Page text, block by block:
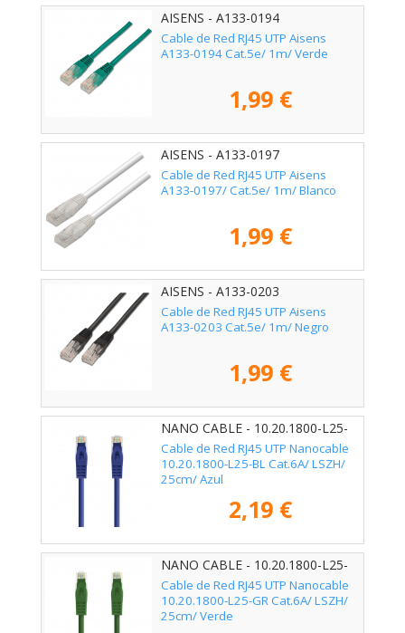
AISENS - A133-0194
Cable de Red RJ45 UTP Aisens
A133-0194 Cat.5e/ 1m/ Verde
1,99 €
AISENS - A133-0197
Cable de Red RJ45 UTP Aisens
A133-0197/ Cat.5e/ 1m/ Blanco
1,99 €
AISENS - A133-0203
Cable de Red RJ45 UTP Aisens
A133-0203 Cat.5e/ 1m/ Negro
1,99 €
NANO CABLE - 10.20.1800-L25-
BL
Cable de Red RJ45 UTP Nanocable
10.20.1800-L25-BL Cat.6A/ LSZH/
25cm/ Azul
2,19 €
NANO CABLE - 10.20.1800-L25-
GR
Cable de Red RJ45 UTP Nanocable
10.20.1800-L25-GR Cat.6A/ LSZH/
25cm/ Verde